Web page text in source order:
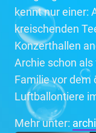
kennt nur einer:
kreischenden
Konzerthallen
Archie schon
Familie vor
Luftballontiere
Mehr unter: